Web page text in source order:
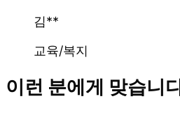
김**
교육/복지
이런 분에게 맞습니